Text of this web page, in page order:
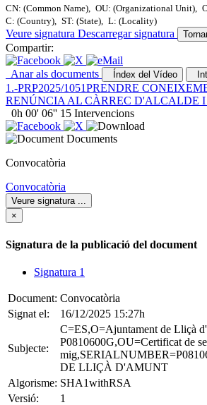
CN: (Common Name), OU: (Organizational Unit),
C: (Country), ST: (State), L: (Locality)
Veure signatura Descarregar signatura
Compartir:
Anar als documents Índex del Vídeo
1.-PRP2025/1051PRENDRE
RENÚNCIA AL CÀRREC D'ALCALDE I
0h 00' 06'' 15 Intervencions
Documents
Convocatòria
Convocatòria
Veure signatura ...
×
Signatura de la publicació del document
Signatura 1
Document: Convocatòria
Signat el:
16/12/2025 15:27h
Subjecte:
C=ES,O=Ajuntament de Lliçà
P0810600G,OU=Certificat de
DE LLIÇÀ D'AMUNT
Algorisme: SHA1withRSA
Versió:
1